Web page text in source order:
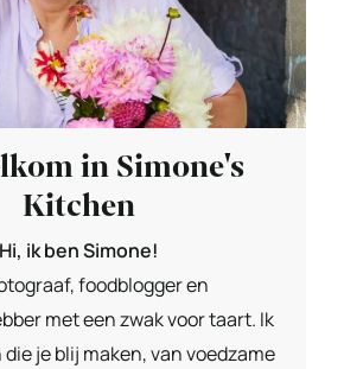
in Simone's
Kitchen
Hi, ik ben Simone!
foodblogger en
met een zwak voor taart. Ik
je blij maken, van voedzame